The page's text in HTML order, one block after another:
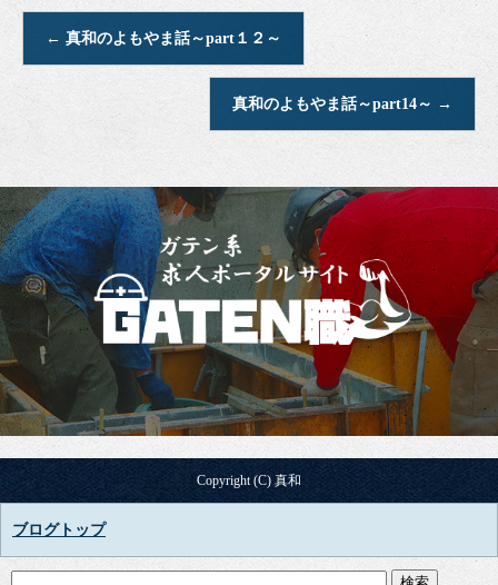
← 真和のよもやま話～part１２～
真和のよもやま話～part14～ →
Copyright (C) 真和
ブログトップ